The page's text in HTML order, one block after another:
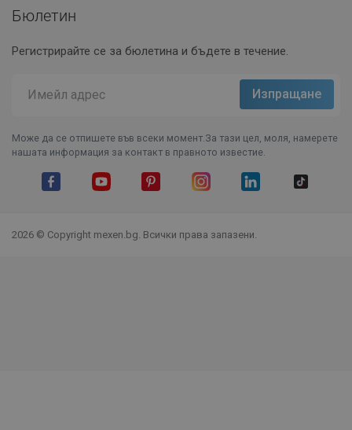
Бюлетин
Регистрирайте се за бюлетина и бъдете в течение.
Може да се отпишете във всеки момент.За тази цел, моля, намерете
нашата информация за контакт в правното известие.
2026 © Copyright mexen.bg. Всички права запазени.